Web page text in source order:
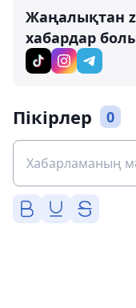
Жаңалықтан
хабардар
Пікірлер 0